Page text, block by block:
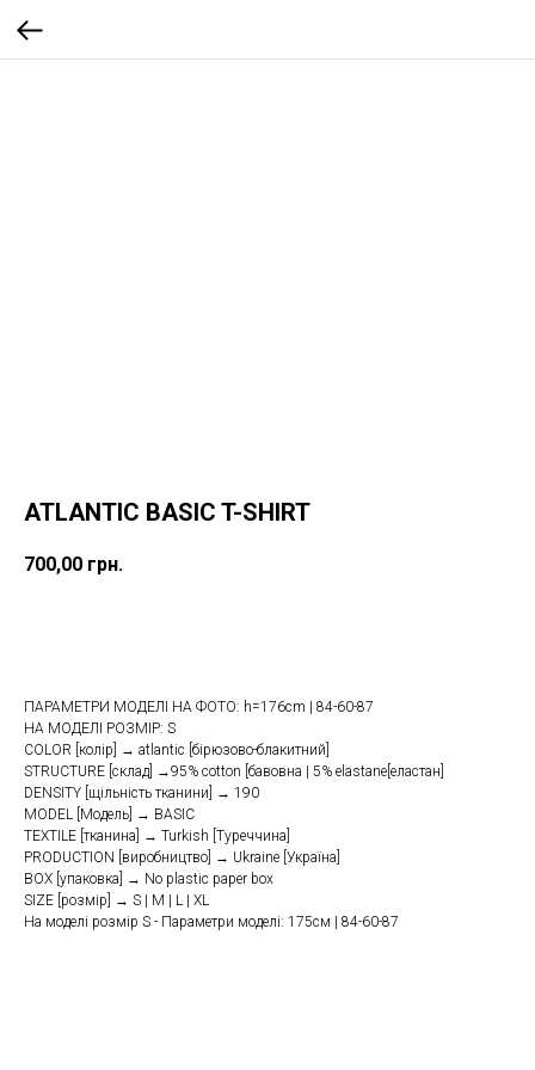
ATLANTIC BASIC T-SHIRT
700,00 грн.
ПАРАМЕТРИ МОДЕЛІ НА ФОТО: h=176cm | 84-60-87
НА МОДЕЛІ РОЗМІР: S
COLOR [колір] → atlantic [бірюзово-блакитний]
STRUCTURE [склад] →95% cotton [бавовна | 5% elastane[еластан]
DENSITY [щільність тканини] → 190
MODEL [Модель] → BASIC
TEXTILE [тканина] → Turkish [Туреччина]
PRODUCTION [виробництво] → Ukraine [Україна]
BOX [упаковка] → No plastic paper box
SIZE [розмір] → S | M | L | XL
На моделі розмір S - Параметри моделі: 175см | 84-60-87